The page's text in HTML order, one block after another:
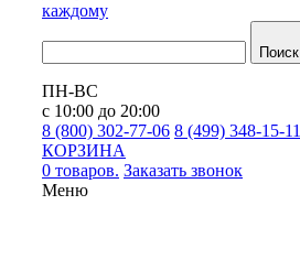
каждому
Поиск
ПН-ВС
с 10:00 до 20:00
8 (800) 302-77-06 8 (499) 348-15-11
КОРЗИНА
0 товаров. Заказать звонок
Меню